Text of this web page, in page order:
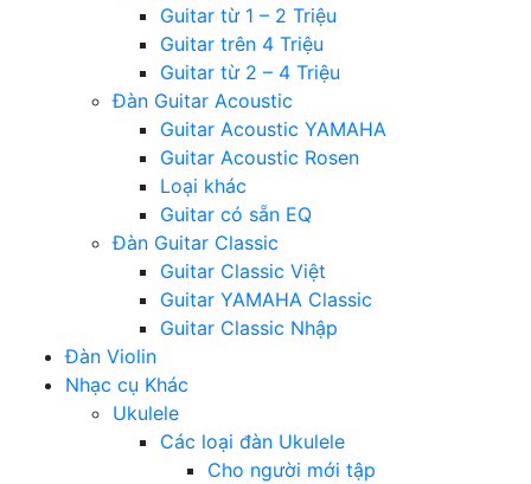
Guitar từ 1 – 2 Triệu
Guitar trên 4 Triệu
Guitar từ 2 – 4 Triệu
Đàn Guitar Acoustic
Guitar Acoustic YAMAHA
Guitar Acoustic Rosen
Loại khác
Guitar có sẵn EQ
Đàn Guitar Classic
Guitar Classic Việt
Guitar YAMAHA Classic
Guitar Classic Nhập
Đàn Violin
Nhạc cụ Khác
Ukulele
Các loại đàn Ukulele
Cho người mới tập